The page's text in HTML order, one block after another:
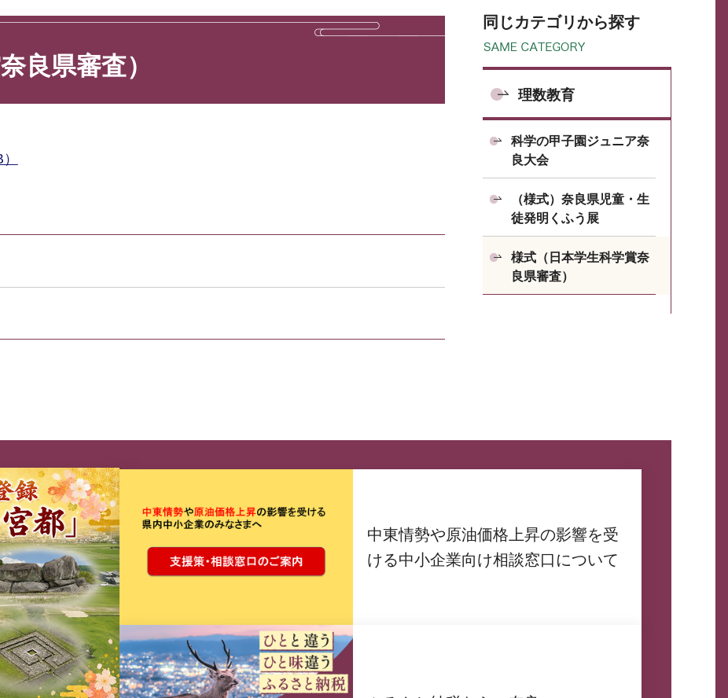
良県審査）
同じカテゴリから探す
理数教育
科学の甲子園ジュニア奈
良大会
（様式）奈良県児童・生
徒発明くふう展
様式（日本学生科学賞奈
良県審査）
中東情勢や原油価格上昇の影響を受
ける中小企業向け相談窓口について